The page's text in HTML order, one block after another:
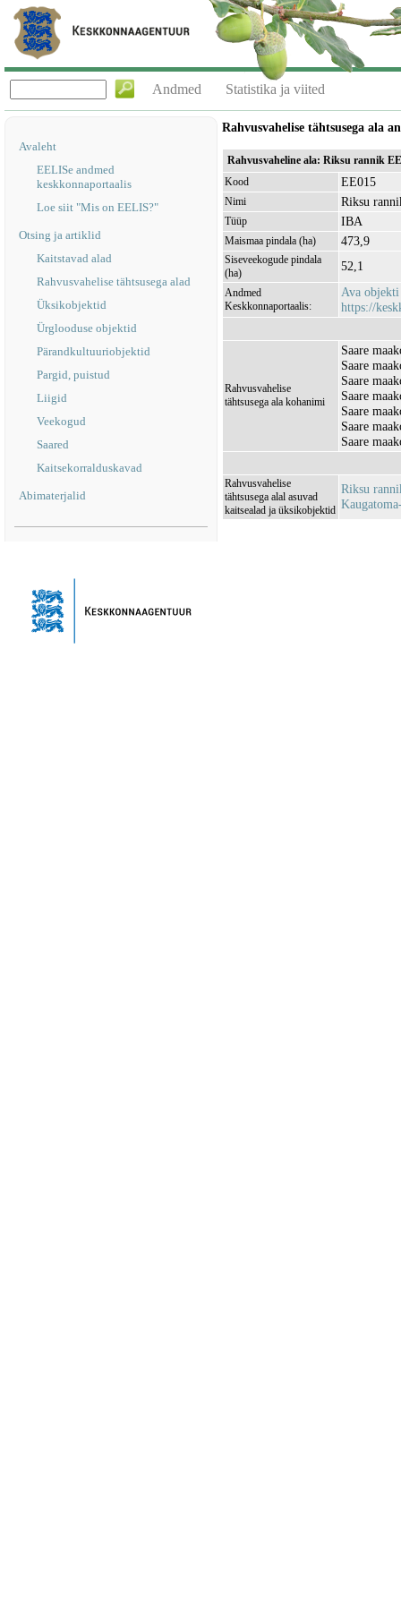
Andmed Statistika ja viited
Avaleht
EELISe andmed
keskkonnaportaalis
Loe siit "Mis on EELIS?"
Otsing ja artiklid
Kaitstavad alad
Rahvusvahelise tähtsusega alad
Üksikobjektid
Ürglooduse objektid
Pärandkultuuriobjektid
Pargid, puistud
Liigid
Veekogud
Saared
Kaitsekorralduskavad
Abimaterjalid
Rahvusvahelise tähtsusega ala
Rahvusvaheline ala: Riksu rannik
Kood
EE015
Nimi Riksu
Tüüp IBA
Maismaa pindala (ha) 473,9
Siseveekogude pindala
(ha)
52,1
Andmed
Keskkonnaportaalis:
Ava objekti
https://
Rahvusvahelise
tähtsusega ala kohanimi
Saare
Saare
Saare
Saare
Saare
Saare
Saare
Rahvusvahelise
tähtsusega alal asuvad
kaitsealad ja üksikobjektid
Riksu